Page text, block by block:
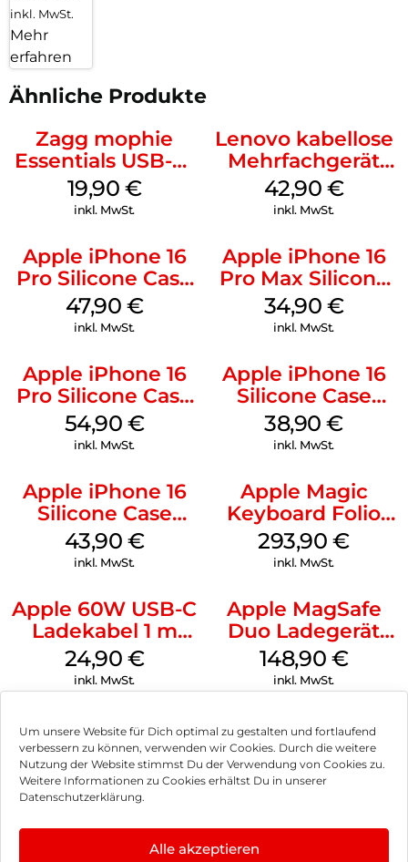
Um unsere Website für Dich optimal zu gestalten und fortlaufend
verbessern zu können, verwenden wir Cookies. Durch die weitere
Nutzung der Website stimmst Du der Verwendung von Cookies zu.
Weitere Informationen zu Cookies erhältst Du in unserer
Datenschutzerklärung.
Alle akzeptieren
inkl. MwSt.
Mehr
erfahren
Ähnliche Produkte
Zagg mophie
Essentials USB-C-
20W Charger PD
Weiß
19,90 €
inkl. MwSt.
Lenovo kabellose
Mehrfachgerät
Luna Grey
42,90 €
inkl. MwSt.
Apple iPhone 16
Pro Silicone Case
MagSafe Denim
47,90 €
inkl. MwSt.
Apple iPhone 16
Pro Max Silicone
Case MagSafe
Denim
34,90 €
inkl. MwSt.
Apple iPhone 16
Pro Silicone Case
MagSafe Black
54,90 €
inkl. MwSt.
Apple iPhone 16
Silicone Case
MagSafe
Ultramarine
38,90€
inkl. MwSt.
Apple iPhone 16
Silicone Case
MagSafe Plum
43,90 €
inkl. MwSt.
Apple Magic
Keyboard Folio
iPad 10.9″ (10.Gen.)
Weiß
293,90€
inkl. MwSt.
Apple 60W USB-C
Ladekabel 1 m
Weiß
24,90 €
inkl. MwSt.
Apple MagSafe
Duo Ladegerät
Weiß
148,90 €
inkl. MwSt.
Impressum